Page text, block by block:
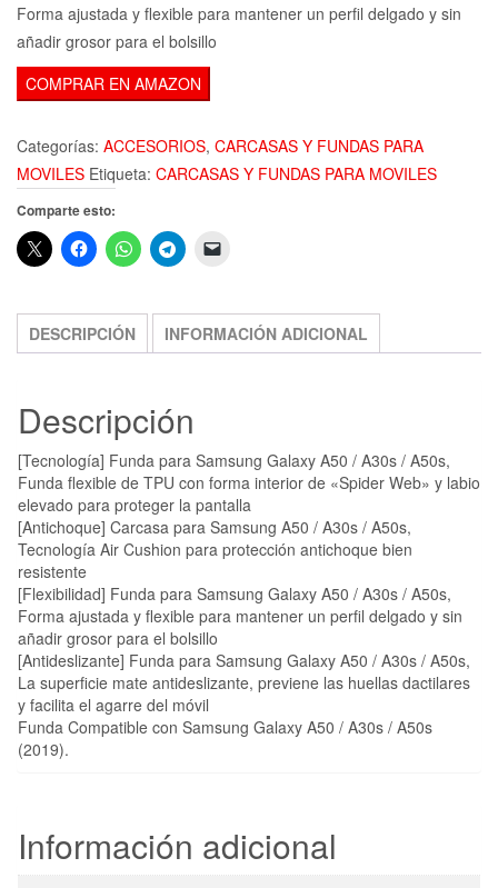
Forma ajustada y flexible para mantener un perfil delgado y sin
añadir grosor para el bolsillo
COMPRAR EN AMAZON
Categorías: ACCESORIOS, CARCASAS Y FUNDAS PARA
MOVILES Etiqueta: CARCASAS Y FUNDAS PARA MOVILES
Comparte esto:
DESCRIPCIÓN INFORMACIÓN ADICIONAL
Descripción
[Tecnología] Funda para Samsung Galaxy A50 / A30s / A50s,
Funda flexible de TPU con forma interior de «Spider Web» y labio
elevado para proteger la pantalla
[Antichoque] Carcasa para Samsung A50 / A30s / A50s,
Tecnología Air Cushion para protección antichoque bien
resistente
[Flexibilidad] Funda para Samsung Galaxy A50 / A30s / A50s,
Forma ajustada y flexible para mantener un perfil delgado y sin
añadir grosor para el bolsillo
[Antideslizante] Funda para Samsung Galaxy A50 / A30s / A50s,
La superficie mate antideslizante, previene las huellas dactilares
y facilita el agarre del móvil
Funda Compatible con Samsung Galaxy A50 / A30s / A50s
(2019).
Información adicional